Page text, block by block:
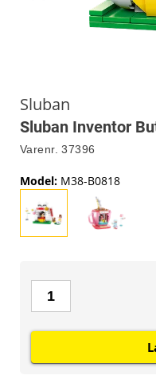
Sluban
Sluban Inventor
Varenr. 37396
Model: M38-B0818